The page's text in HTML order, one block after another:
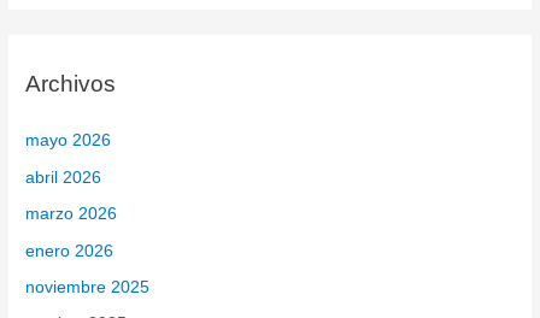
a
o
r
:
Archivos
mayo 2026
abril 2026
marzo 2026
enero 2026
noviembre 2025